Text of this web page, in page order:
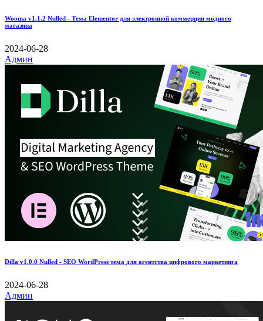
Wooma v1.1.2 Nulled - Тема Elementor для электронной коммерции модного
магазина
2024-06-28
Админ
Dilla v1.0.0 Nulled - SEO WordPress тема для агентства цифрового маркетинга
2024-06-28
Админ